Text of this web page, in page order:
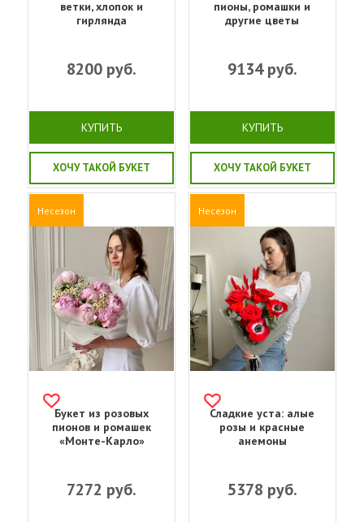
ветки, хлопок и
гирлянда
8200 руб.
КУПИТЬ
ХОЧУ ТАКОЙ БУКЕТ
пионы, ромашки и
другие цветы
9134руб.
КУПИТЬ
ХОЧУ ТАКОЙ БУКЕТ
Несезон
Букет из розовых
пионов и ромашек
«Монте-Карло»
7272 руб.
Несезон
Сладкие уста: алые
розы и красные
анемоны
5378 руб.